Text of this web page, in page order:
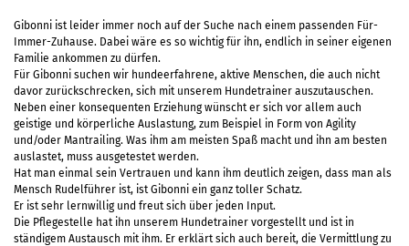
Gibonni ist leider immer noch auf der Suche nach einem passenden Für-
Immer-Zuhause. Dabei wäre es so wichtig für ihn, endlich in seiner eigenen
Familie ankommen zu dürfen.
Für Gibonni suchen wir hundeerfahrene, aktive Menschen, die auch nicht
davor zurückschrecken, sich mit unserem Hundetrainer auszutauschen.
Neben einer konsequenten Erziehung wünscht er sich vor allem auch
geistige und körperliche Auslastung, zum Beispiel in Form von Agility
und/oder Mantrailing. Was ihm am meisten Spaß macht und ihn am besten
auslastet, muss ausgetestet werden.
Hat man einmal sein Vertrauen und kann ihm deutlich zeigen, dass man als
Mensch Rudelführer ist, ist Gibonni ein ganz toller Schatz.
Er ist sehr lernwillig und freut sich über jeden Input.
Die Pflegestelle hat ihn unserem Hundetrainer vorgestellt und ist in
ständigem Austausch mit ihm. Er erklärt sich auch bereit, die Vermittlung zu